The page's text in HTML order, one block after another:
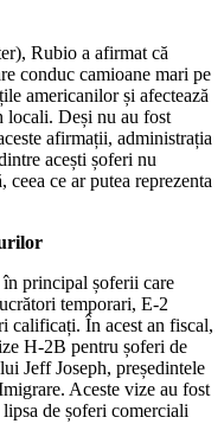
Rubio a afirmat că
conduc camioane mari pe
americanilor și afectează
locali. Deși nu au fost
afirmații, administrația
acești șoferi nu
ce ar putea reprezenta
în principal șoferii care
temporari, E-2
calificați. În acest an fiscal,
H-2B pentru șoferi de
Jeff Joseph, președintele
Aceste vize au fost
de șoferi comerciali